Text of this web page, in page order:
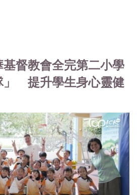
督教會全完第二小學
」 提升學生身心靈健